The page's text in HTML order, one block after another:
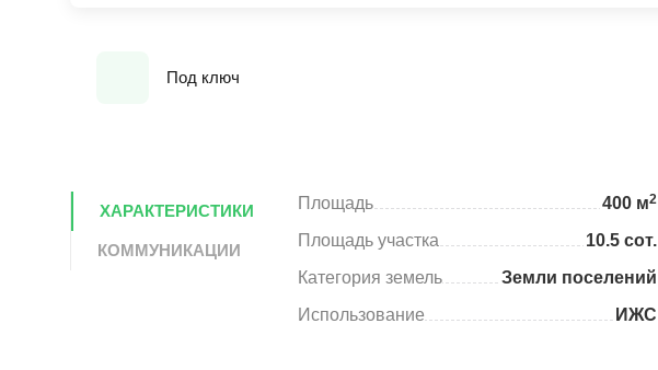
Под ключ
ХАРАКТЕРИСТИКИ
КОММУНИКАЦИИ
Площадь 400 м2
Площадь участка
10.5 сот.
Категория земель
Земли поселений
Использование
ИЖС